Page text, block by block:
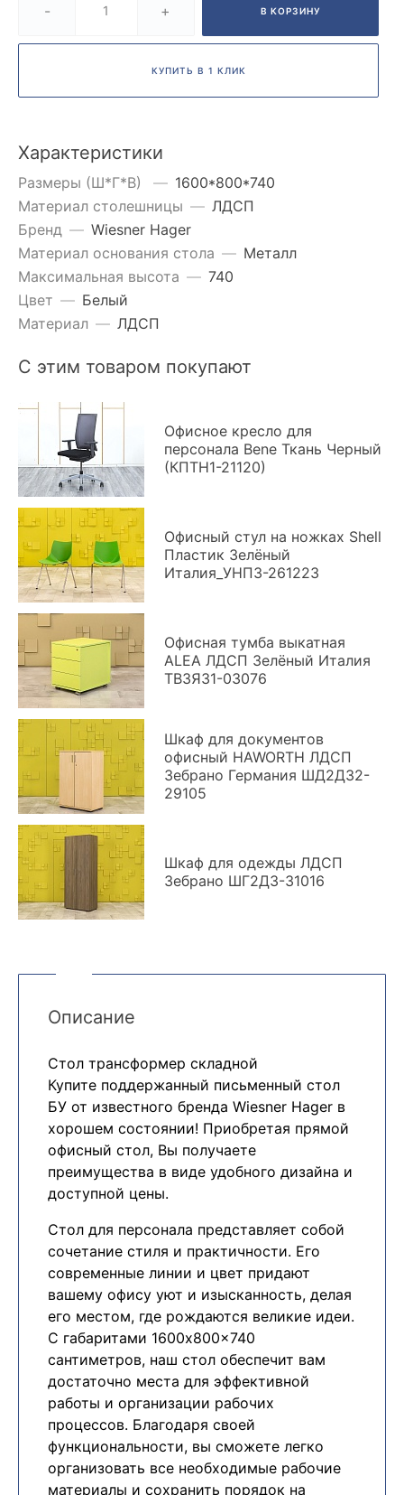
- + В КОРЗИНУ
КУПИТЬ В 1 КЛИК
Характеристики
Размеры (Ш*Г*В) — 1600*800*740
Материал столешницы — ЛДСП
Бренд — Wiesner Hager
Материал основания стола — Металл
Максимальная высота — 740
Цвет — Белый
Материал — ЛДСП
С этим товаром покупают
Офисное кресло для
персонала Bene Ткань Черный
(КПТН1-21120)
Офисный стул на ножках Shell
Пластик Зелёный
Италия_УНПЗ-261223
Офисная тумба выкатная
ALEA ЛДСП Зелёный Италия
ТВ3ЯЗ1-03076
Шкаф для документов
офисный HAWORTH ЛДСП
Зебрано Германия ШД2ДЗ2-
29105
Шкаф для одежды ЛДСП
Зебрано ШГ2ДЗ-31016
Описание
Стол трансформер складной
Купите поддержанный письменный стол
БУ от известного бренда Wiesner Hager в
хорошем состоянии! Приобретая прямой
офисный стол, Вы получаете
преимущества в виде удобного дизайна и
доступной цены.
Cтол для персонала представляет собой
сочетание стиля и практичности. Его
современные линии и цвет придают
вашему офису уют и изысканность, делая
его местом, где рождаются великие идеи.
С габаритами 1600x800x740
сантиметров, наш стол обеспечит вам
достаточно места для эффективной
работы и организации рабочих
процессов. Благодаря своей
функциональности, вы сможете легко
организовать все необходимые рабочие
материалы и сохранить порядок на